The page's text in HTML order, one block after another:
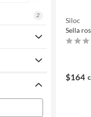
2
Siloc
Sella
$164